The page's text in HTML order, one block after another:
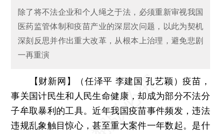
除了将不法企业和个人绳之于法，必须重新审视我国
医药监管体制和疫苗产业的深层次问题，以此为契机
深刻反思并作出重大改革，从根本上治理，避免悲剧
一再重演
【财新网】（任泽平 李建国 孔艺颖）疫苗，
事关国计民生和人民生命健康，却成为部分不法分
子牟取暴利的工具。近年我国疫苗事件频发，违法
违规乱象触目惊心，甚至重大案件一年数起。是什